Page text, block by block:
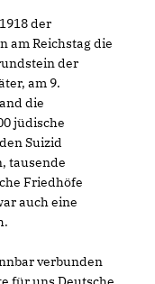
der
am Reichstag die
der
am 9.
die
jüdische
Suizid
tausende
Friedhöfe
auch eine
verbunden